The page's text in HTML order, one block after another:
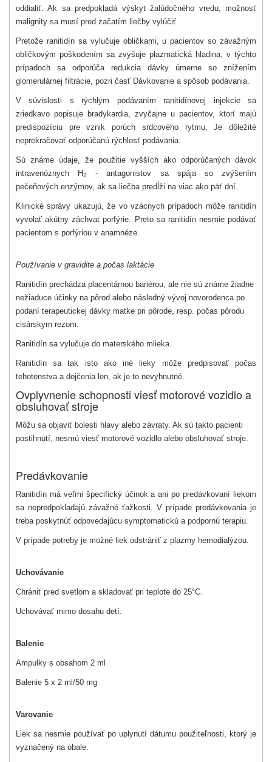
oddialiť. Ak sa predpokladá výskyt žalúdočného vredu, možnosť
malignity sa musí pred začatím liečby vylúčiť.
Pretože ranitidín sa vylučuje obličkami, u pacientov so závažným
obličkovým poškodením sa zvyšuje plazmatická hladina, v týchto
prípadoch sa odporúča redukcia dávky úmerne so znížením
glomerulárnej filtrácie, pozri časť Dávkovanie a spôsob podávania.
V súvislosti s rýchlym podávaním ranitidínovej injekcie sa
zriedkavo popisuje bradykardia, zvyčajne u pacientov, ktorí majú
predispozíciu pre vznik porúch srdcového rytmu. Je dôležité
neprekračovať odporúčanú rýchlosť podávania.
Sú známe údaje, že použitie vyšších ako odporúčaných dávok
intravenóznych H2
- antagonistov sa spája so zvýšením
pečeňových enzýmov, ak sa liečba predĺži na viac ako päť dní.
Klinické správy ukazujú, že vo vzácnych prípadoch môže ranitidín
vyvolať akútny záchvat porfýrie. Preto sa ranitidín nesmie podávať
pacientom s porfýriou v anamnéze.
Používanie v gravidite a počas laktácie
Ranitidín prechádza placentárnou bariérou, ale nie sú známe žiadne
nežiaduce účinky na pôrod alebo následný vývoj novorodenca po
podaní terapeutickej dávky matke pri pôrode, resp. počas pôrodu
cisárskym rezom.
Ranitidín sa vylučuje do materského mlieka.
Ranitidín sa tak isto ako iné lieky môže predpisovať počas
tehotenstva a dojčenia len, ak je to nevyhnutné.
Ovplyvnenie schopnosti viesť motorové vozidlo a
obsluhovať stroje
Môžu sa objaviť bolesti hlavy alebo závraty. Ak sú takto pacienti
postihnutí, nesmú viesť motorové vozidlo alebo obsluhovať stroje.
Predávkovanie
Ranitidín má veľmi špecifický účinok a ani po predávkovaní liekom
sa nepredpokladajú závažné ťažkosti. V prípade predávkovania je
treba poskytnúť odpovedajúcu symptomatickú a podpornú terapiu.
V prípade potreby je možné liek odstrániť z plazmy hemodialýzou.
Uchovávanie
Chrániť pred svetlom a skladovať pri teplote do 25°C.
Uchovávať mimo dosahu detí.
Balenie
Ampulky s obsahom 2 ml
Balenie 5 x 2 ml/50 mg
Varovanie
Liek sa nesmie používať po uplynutí dátumu použiteľnosti, ktorý je
vyznačený na obale.